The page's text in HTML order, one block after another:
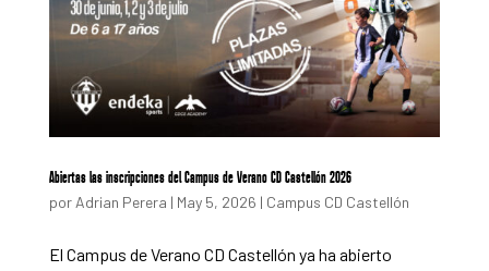
Abiertas las inscripciones del Campus de Verano CD Castellón 2026
por Adrian Perera | May 5, 2026 | Campus CD Castellón
El Campus de Verano CD Castellón ya ha abierto